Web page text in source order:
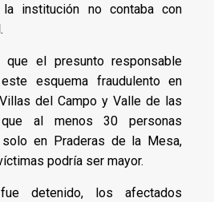
institución no contaba con
que el presunto responsable
esquema fraudulento en
del Campo y Valle de las
al menos 30 personas
en Praderas de la Mesa,
podría ser mayor.
detenido, los afectados